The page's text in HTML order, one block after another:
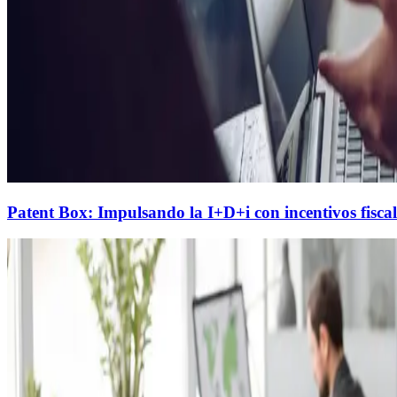
Patent Box: Impulsando la I+D+i con incentivos